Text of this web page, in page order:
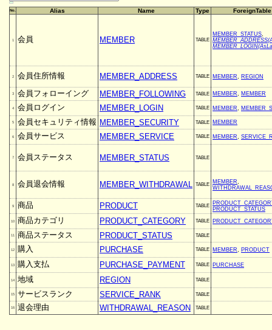
No. Alias Name Type ForeignTable
1 会員 MEMBER TABLE
MEMBER_STATUS
2 会員住所情報 MEMBER_ADDRESS TABLE MEMBER REGION
3 会員フォローイング MEMBER_FOLLOWING TABLE MEMBER MEMBER
4 会員ログイン MEMBER_LOGIN TABLE MEMBER
5 会員セキュリティ情報 MEMBER_SECURITY TABLE MEMBER
6 会員サービス MEMBER_SERVICE TABLE MEMBER
7 会員ステータス MEMBER_STATUS TABLE
8 会員退会情報 MEMBER_WITHDRAWAL TABLE MEMBER
9 商品 PRODUCT TABLE
PRODUCT_STATUS
10 商品カテゴリ PRODUCT_CATEGORY TABLE
11 商品ステータス PRODUCT_STATUS TABLE
12 購入 PURCHASE TABLE MEMBER PRODUCT
13 購入支払 PURCHASE_PAYMENT TABLE PURCHASE
14 地域 REGION TABLE
15 サービスランク SERVICE_RANK TABLE
16 退会理由 WITHDRAWAL_REASON TABLE